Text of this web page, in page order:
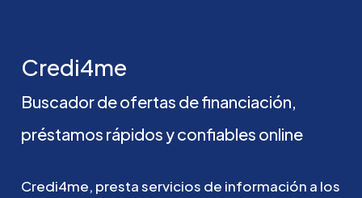
Credi4me
Buscadordeofertas definanciación,
préstamos rápidosyconfiables online
Credi4me, prestaservicios de información a los